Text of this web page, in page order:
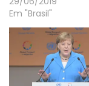
Em "Brasil"